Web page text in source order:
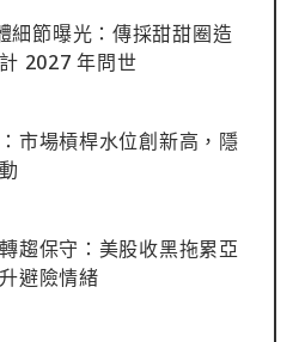
節曝光：傳採甜甜圈造
2027 年問世
市場槓桿水位創新高，隱
趨保守：美股收黑拖累亞
避險情緒